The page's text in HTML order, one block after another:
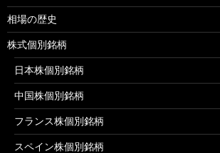
相場の歴史
株式個別銘柄
日本株個別銘柄
中国株個別銘柄
フランス株個別銘柄
スペイン株個別銘柄